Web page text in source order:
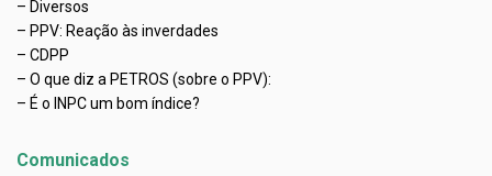
– Diversos
– PPV: Reação às inverdades
– CDPP
– O que diz a PETROS (sobre o PPV):
– É o INPC um bom índice?
Comunicados